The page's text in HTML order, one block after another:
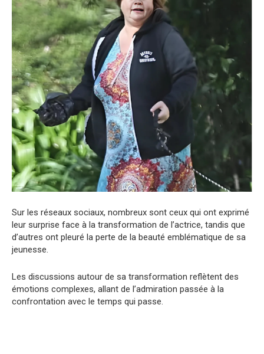
Sur les réseaux sociaux, nombreux sont ceux qui ont exprimé
leur surprise face à la transformation de l’actrice, tandis que
d’autres ont pleuré la perte de la beauté emblématique de sa
jeunesse.
Les discussions autour de sa transformation reflètent des
émotions complexes, allant de l’admiration passée à la
confrontation avec le temps qui passe.